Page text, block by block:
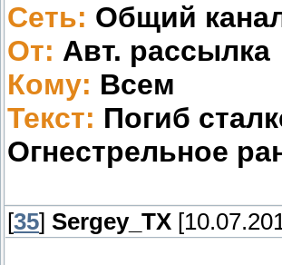
Сеть: Общий
От: Авт. рассылка
Кому: Всем
Текст: Погиб
Огнестрельное
[35] Sergey_TX